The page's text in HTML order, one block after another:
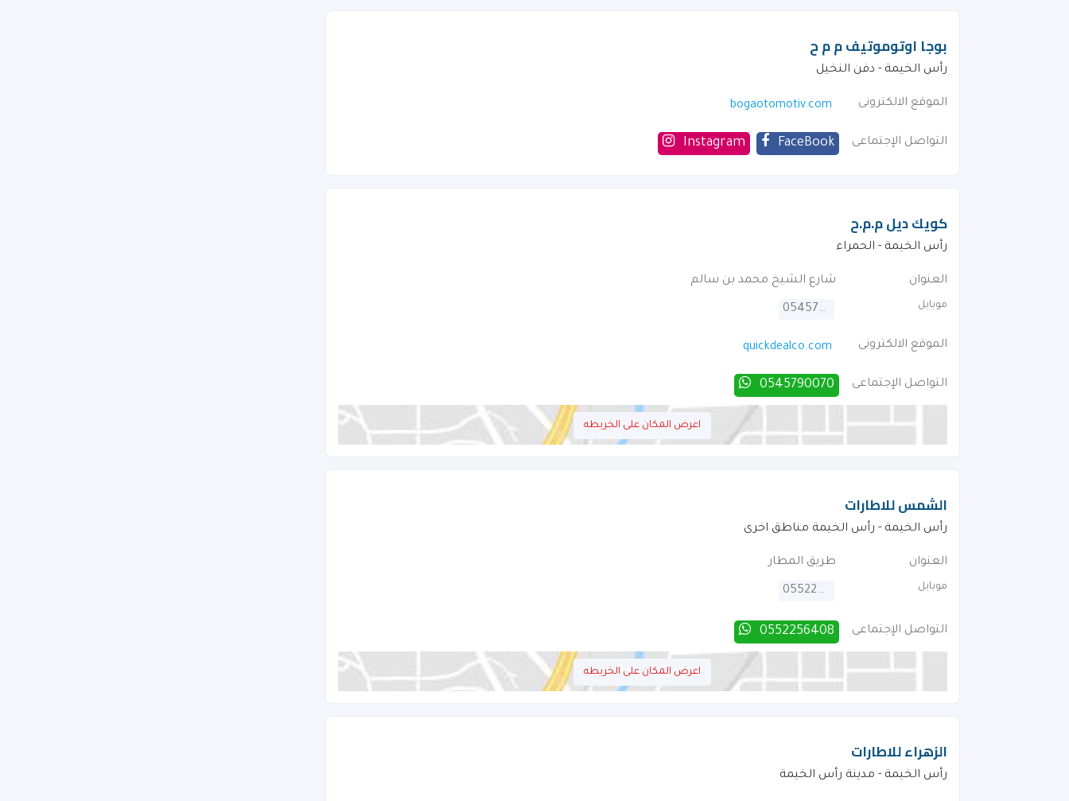
بوجا اوتوموتيف م م ح
رأس الخيمة - دفن النخيل
الموقع الالكترونى bogaotomotiv.com
التواصل الإجتماعى FaceBook
Instagram
كويك ديل م.م.ح
رأس الخيمة - الحمراء
العنوان شارع الشيخ محمد بن سالم
موبايل 0545790070
الموقع الالكترونى quickdealco.com
التواصل الإجتماعى 0545790070
اعرض المكان على الخريطه
الشمس للاطارات
رأس الخيمة - رأس الخيمة مناطق اخرى
العنوان طريق المطار
موبايل 0552256408
التواصل الإجتماعى 0552256408
اعرض المكان على الخريطه
الزهراء للاطارات
رأس الخيمة - مدينة رأس الخيمة